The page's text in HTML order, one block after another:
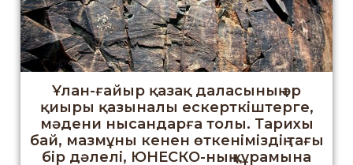
Ұлан-ғайыр қазақ даласының әр
қиыры қазыналы ескерткіштерге,
мәдени нысандарға толы. Тарихы
бай, мазмұны кенен өткеніміздің тағы
бір дәлелі, ЮНЕСКО-ның құрамына